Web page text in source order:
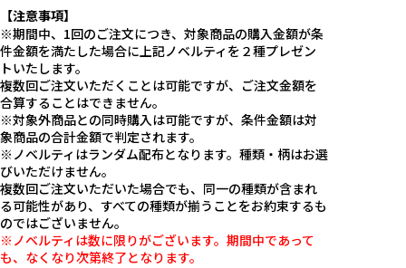
【注意事項】
※期間中、1回のご注文につき、対象商品の購入金額が条
件金額を満たした場合に上記ノベルティを２種プレゼン
トいたします。
複数回ご注文いただくことは可能ですが、ご注文金額を
合算することはできません。
※対象外商品との同時購入は可能ですが、条件金額は対
象商品の合計金額で判定されます。
※ノベルティはランダム配布となります。種類・柄はお選
びいただけません。
複数回ご注文いただいた場合でも、同一の種類が含まれ
る可能性があり、すべての種類が揃うことをお約束するも
のではございません。
※ノベルティは数に限りがございます。期間中であって
も、なくなり次第終了となります。